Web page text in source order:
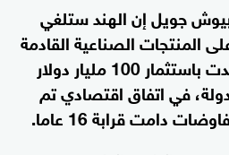
بيوش جويل إن الهند ستلغي
المنتجات الصناعية القادمة
من أربع دول أوروبية تعهدت باستثمار 100 مليار دولار
في الدولة، في اتفاق اقتصادي تم
دامت قرابة 16 عاما.